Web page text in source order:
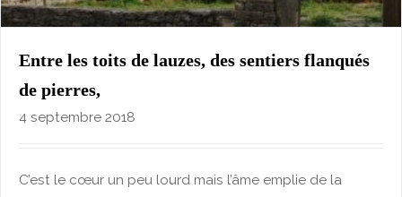
Entre les toits de lauzes, des sentiers flanqués
de pierres,
4 septembre 2018
C’est le cœur un peu lourd mais l’âme emplie de la